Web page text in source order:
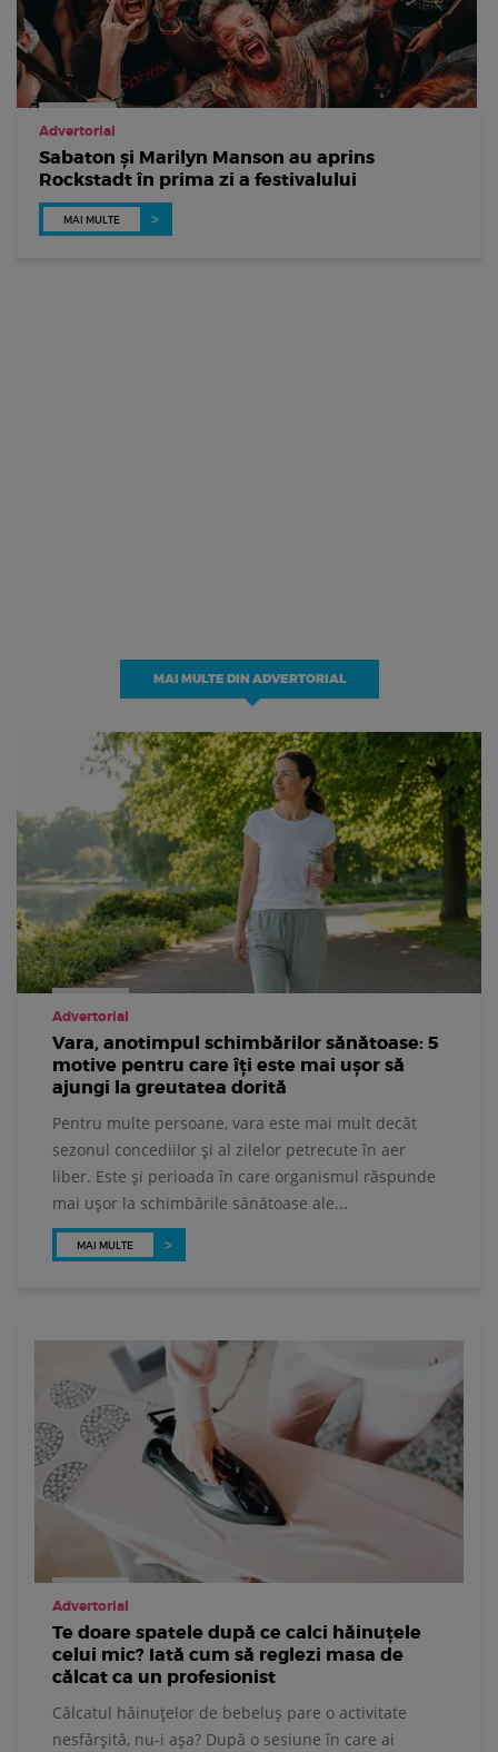
Advertorial
Sabaton și Marilyn Manson au aprins
Rockstadt în prima zi a festivalului
MAI MULTE
MAI MULTE DIN ADVERTORIAL
Advertorial
Vara, anotimpul schimbărilor sănătoase: 5
motive pentru care îți este mai ușor să
ajungi la greutatea dorită
Pentru multe persoane, vara este mai mult decât
sezonul concediilor și al zilelor petrecute în aer
liber. Este și perioada în care organismul răspunde
mai ușor la schimbările sănătoase ale...
MAI MULTE
Advertorial
Te doare spatele după ce calci hăinuțele
celui mic? Iată cum să reglezi masa de
călcat ca un profesionist
Călcatul hăinuțelor de bebeluș pare o activitate
nesfârșită, nu-i așa? După o sesiune în care ai